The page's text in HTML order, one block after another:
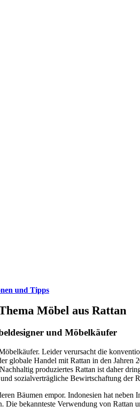
und Tipps
Möbel aus Rattan
und Möbelkäufer
Leider verursacht die
Handel mit Rattan in den
produziertes Rattan ist daher
sozialverträgliche Bewirtschaftung der
Bäumen empor. Indonesien hat
bekannteste Verwendung von